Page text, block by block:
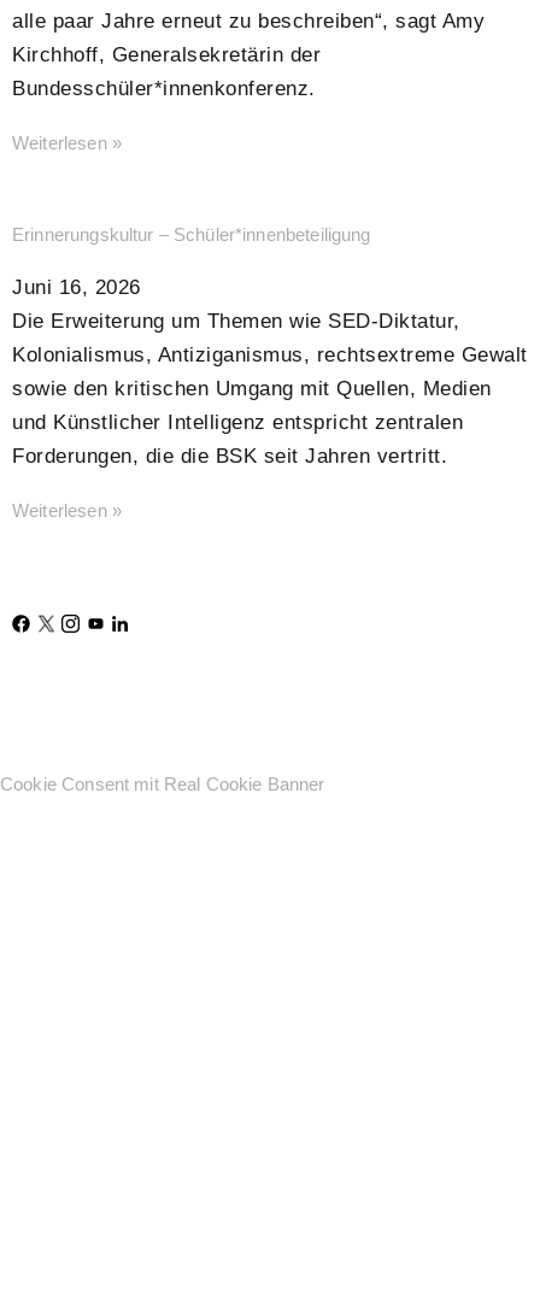
alle paar Jahre erneut zu beschreiben“, sagt Amy
Kirchhoff, Generalsekretärin der
Bundesschüler*innenkonferenz.
Weiterlesen »
Erinnerungskultur – Schüler*innenbeteiligung
Juni 16, 2026
Die Erweiterung um Themen wie SED-Diktatur,
Kolonialismus, Antiziganismus, rechtsextreme Gewalt
sowie den kritischen Umgang mit Quellen, Medien
und Künstlicher Intelligenz entspricht zentralen
Forderungen, die die BSK seit Jahren vertritt.
Weiterlesen »
Cookie Consent mit Real Cookie Banner